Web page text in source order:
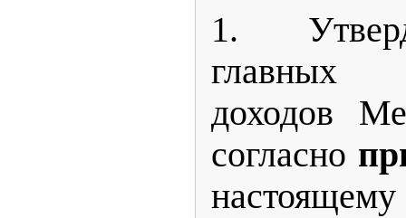
1.
главных
доходов
согласно